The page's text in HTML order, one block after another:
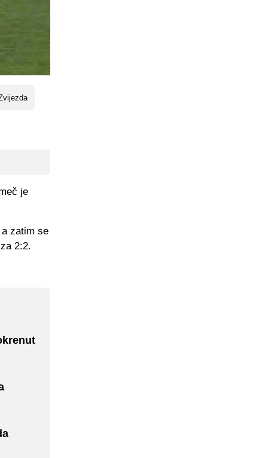
je
zatim se
2:2.